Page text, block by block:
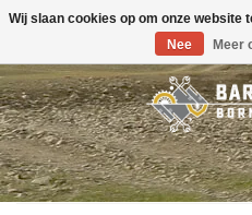
Toggle
Wij slaan cookies op om onze website
Nee
Meer